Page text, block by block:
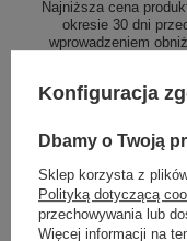
Najniższa cena
okresie 30 dni
wprowadzeniem
Konfiguracja
Dbamy o Twoją
Sklep korzysta z
Polityką dotyczącą
przechowywania lub
Więcej informacji na